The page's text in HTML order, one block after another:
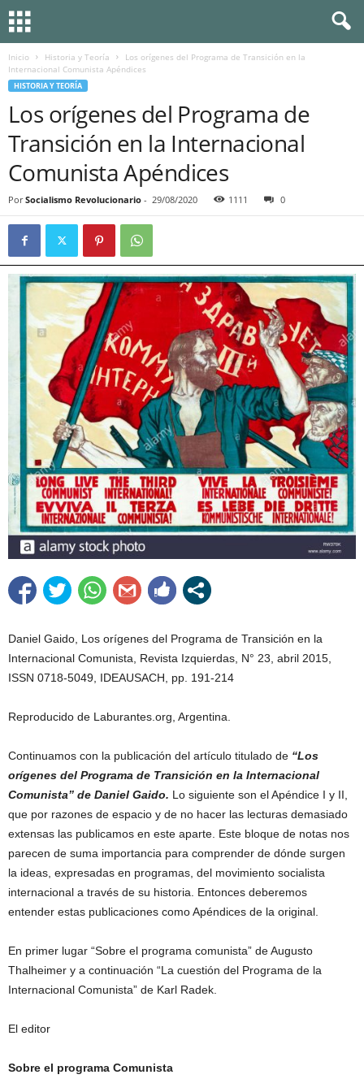
Inicio Historia y Teoría
Los orígenes del Programa de Transición en la
Internacional Comunista Apéndices
HISTORIA Y TEORÍA
Los orígenes del Programa de
Transición en la Internacional
Comunista Apéndices
Por Socialismo Revolucionario - 29/08/2020 1111 0
Daniel Gaido, Los orígenes del Programa de Transición en la
Internacional Comunista, Revista Izquierdas, N° 23, abril 2015,
ISSN 0718-5049, IDEAUSACH, pp. 191-214
Reproducido de Laburantes.org, Argentina.
Continuamos con la publicación del artículo titulado de “Los
orígenes del Programa de Transición en la Internacional
Comunista” de Daniel Gaido. Lo siguiente son el Apéndice I y II,
que por razones de espacio y de no hacer las lecturas demasiado
extensas las publicamos en este aparte. Este bloque de notas nos
parecen de suma importancia para comprender de dónde surgen
la ideas, expresadas en programas, del movimiento socialista
internacional a través de su historia. Entonces deberemos
entender estas publicaciones como Apéndices de la original.
En primer lugar “Sobre el programa comunista” de Augusto
Thalheimer y a continuación “La cuestión del Programa de la
Internacional Comunista” de Karl Radek.
El editor
Sobre el programa Comunista